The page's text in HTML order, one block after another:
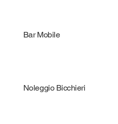
Bar Mobile
Noleggio Bicchieri